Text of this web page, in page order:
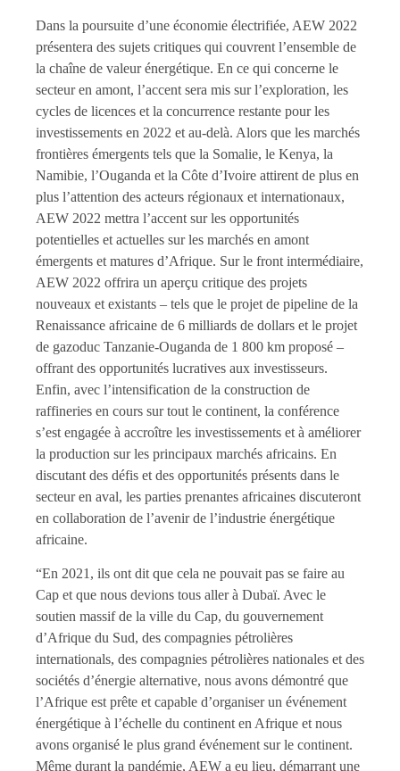
Dans la poursuite d’une économie électrifiée, AEW 2022
présentera des sujets critiques qui couvrent l’ensemble de
la chaîne de valeur énergétique. En ce qui concerne le
secteur en amont, l’accent sera mis sur l’exploration, les
cycles de licences et la concurrence restante pour les
investissements en 2022 et au-delà. Alors que les marchés
frontières émergents tels que la Somalie, le Kenya, la
Namibie, l’Ouganda et la Côte d’Ivoire attirent de plus en
plus l’attention des acteurs régionaux et internationaux,
AEW 2022 mettra l’accent sur les opportunités
potentielles et actuelles sur les marchés en amont
émergents et matures d’Afrique. Sur le front intermédiaire,
AEW 2022 offrira un aperçu critique des projets
nouveaux et existants – tels que le projet de pipeline de la
Renaissance africaine de 6 milliards de dollars et le projet
de gazoduc Tanzanie-Ouganda de 1 800 km proposé –
offrant des opportunités lucratives aux investisseurs.
Enfin, avec l’intensification de la construction de
raffineries en cours sur tout le continent, la conférence
s’est engagée à accroître les investissements et à améliorer
la production sur les principaux marchés africains. En
discutant des défis et des opportunités présents dans le
secteur en aval, les parties prenantes africaines discuteront
en collaboration de l’avenir de l’industrie énergétique
africaine.
“En 2021, ils ont dit que cela ne pouvait pas se faire au
Cap et que nous devions tous aller à Dubaï. Avec le
soutien massif de la ville du Cap, du gouvernement
d’Afrique du Sud, des compagnies pétrolières
internationals, des compagnies pétrolières nationales et des
sociétés d’énergie alternative, nous avons démontré que
l’Afrique est prête et capable d’organiser un événement
énergétique à l’échelle du continent en Afrique et nous
avons organisé le plus grand événement sur le continent.
Même durant la pandémie, AEW a eu lieu, démarrant une